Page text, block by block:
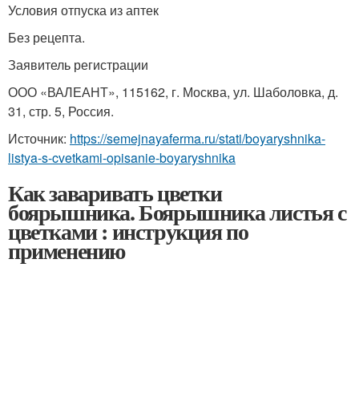
Условия отпуска из аптек
Без рецепта.
Заявитель регистрации
ООО «ВАЛЕАНТ», 115162, г. Москва, ул. Шаболовка, д.
31, стр. 5, Россия.
Источник: https://semejnayaferma.ru/stati/boyaryshnika-
listya-s-cvetkami-opisanie-boyaryshnika
Как заваривать цветки
боярышника. Боярышника листья с
цветками : инструкция по
применению